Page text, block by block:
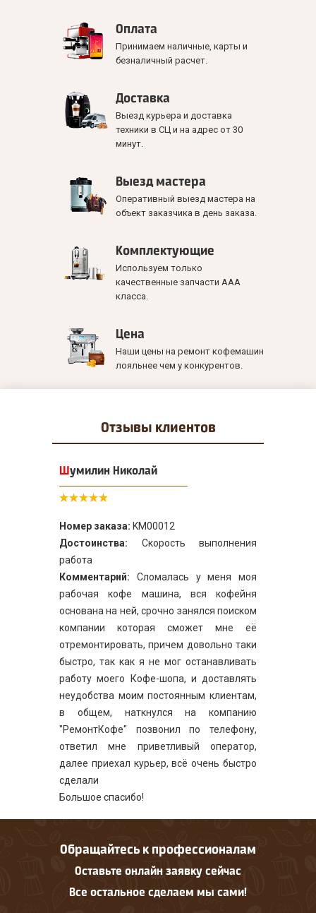
Оплата
Принимаем наличные, карты и
безналичный расчет.
Доставка
Выезд курьера и доставка
техники в СЦ и на адрес от 30
минут.
Выезд мастера
Оперативный выезд мастера на
объект заказчика в день заказа.
Комплектующие
Используем только
качественные запчасти ААА
класса.
Цена
Наши цены на ремонт кофемашин
лояльнее чем у конкурентов.
Отзывы клиентов
Шумилин Николай
Номер заказа: KM00012
Достоинства: Скорость выполнения
работа
Комментарий: Сломалась у меня моя
рабочая кофе машина, вся кофейня
основана на ней, срочно занялся поиском
компании которая сможет мне её
отремонтировать, причем довольно таки
быстро, так как я не мог останавливать
работу моего Кофе-шопа, и доставлять
неудобства моим постоянным клиентам,
в общем, наткнулся на компанию
"РемонтКофе" позвонил по телефону,
ответил мне приветливый оператор,
далее приехал курьер, всё очень быстро
сделали
Большое спасибо!
Обращайтесь к профессионалам
Оставьте онлайн заявку сейчас
Все остальное сделаем мы сами!